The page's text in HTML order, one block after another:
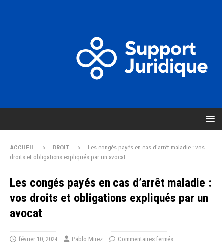
ACCUEIL DROIT
Les congés payés en cas d’arrêt maladie : vos
droits et obligations expliqués par un avocat
Les congés payés en cas d’arrêt maladie :
vos droits et obligations expliqués par un
avocat
février 10, 2024 Pablo Mirez Commentaires fermés